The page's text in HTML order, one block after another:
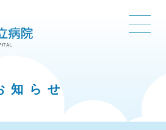
知らせ